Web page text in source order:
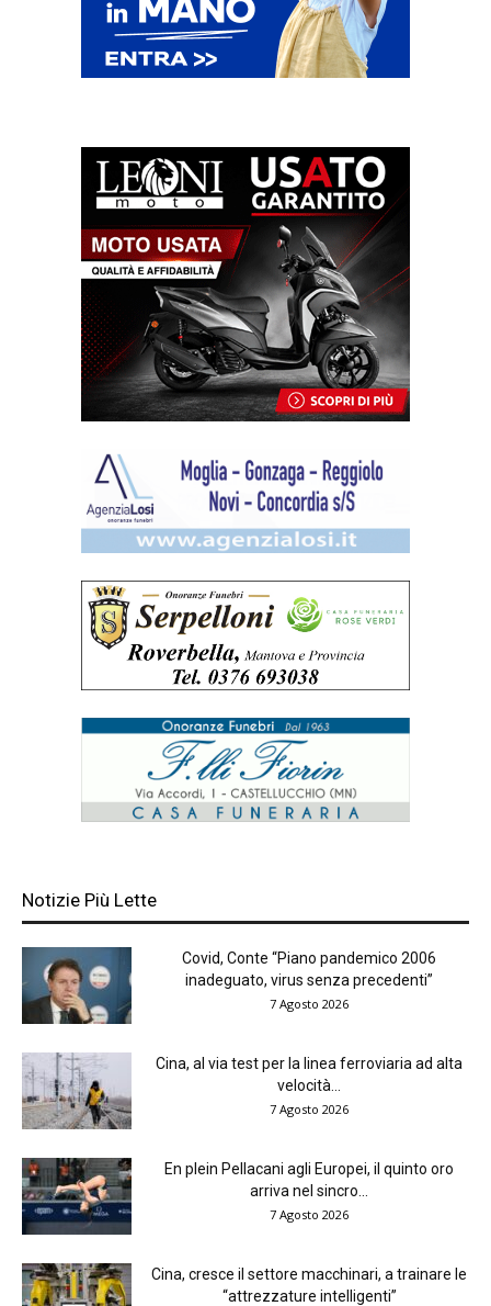
Notizie Più Lette
Covid, Conte “Piano pandemico 2006
inadeguato, virus senza precedenti”
7 Agosto 2026
Cina, al via test per la linea ferroviaria ad alta
velocità...
7 Agosto 2026
En plein Pellacani agli Europei, il quinto oro
arriva nel sincro...
7 Agosto 2026
Cina, cresce il settore macchinari, a trainare le
“attrezzature intelligenti”